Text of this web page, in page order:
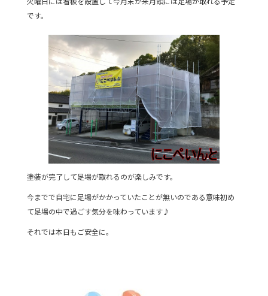
です。
塗装が完了して足場が取れるのが楽しみです。
今までで自宅に足場がかかっていたことが無いのである意味初め
て足場の中で過ごす気分を味わっています♪
それでは本日もご安全に。